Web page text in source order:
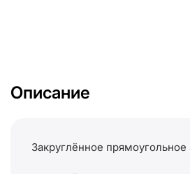
Описание
Закруглённое